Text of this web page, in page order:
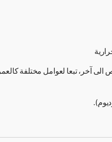
آخر، تبعا لعوامل مختلفة